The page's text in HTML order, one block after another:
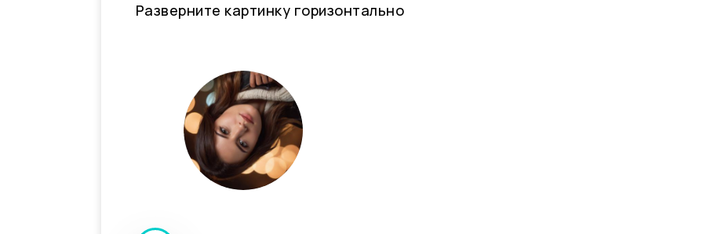
Разверните картинку горизонтально